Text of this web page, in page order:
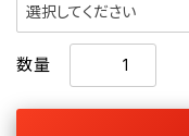
選択してください
数量